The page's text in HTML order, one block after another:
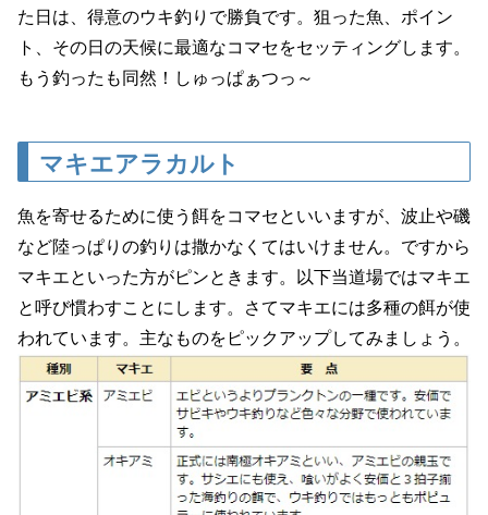
た日は、得意のウキ釣りで勝負です。狙った魚、ポイン
ト、その日の天候に最適なコマセをセッティングします。
もう釣ったも同然！しゅっぱぁつっ～
マキエアラカルト
魚を寄せるために使う餌をコマセといいますが、波止や磯
など陸っぱりの釣りは撒かなくてはいけません。ですから
マキエといった方がピンときます。以下当道場ではマキエ
と呼び慣わすことにします。さてマキエには多種の餌が使
われています。主なものをピックアップしてみましょう。